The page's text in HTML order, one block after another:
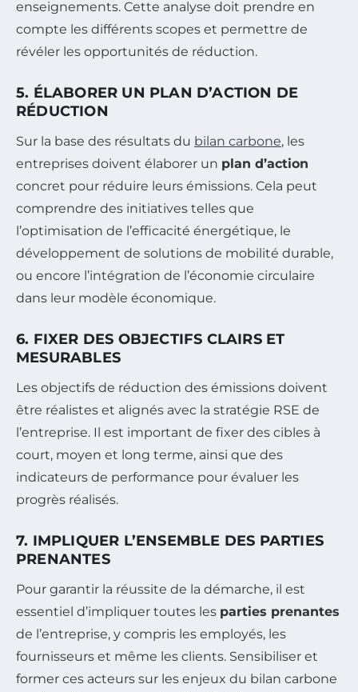
enseignements. Cette analyse doit prendre en
compte les différents scopes et permettre de
révéler les opportunités de réduction.
5. ÉLABORER UN PLAN D’ACTION DE
RÉDUCTION
Sur la base des résultats du bilan carbone, les
entreprises doivent élaborer un plan d’action
concret pour réduire leurs émissions. Cela peut
comprendre des initiatives telles que
l’optimisation de l’efficacité énergétique, le
développement de solutions de mobilité durable,
ou encore l’intégration de l’économie circulaire
dans leur modèle économique.
6. FIXER DES OBJECTIFS CLAIRS ET
MESURABLES
Les objectifs de réduction des émissions doivent
être réalistes et alignés avec la stratégie RSE de
l’entreprise. Il est important de fixer des cibles à
court, moyen et long terme, ainsi que des
indicateurs de performance pour évaluer les
progrès réalisés.
7. IMPLIQUER L’ENSEMBLE DES PARTIES
PRENANTES
Pour garantir la réussite de la démarche, il est
essentiel d’impliquer toutes les parties prenantes
de l’entreprise, y compris les employés, les
fournisseurs et même les clients. Sensibiliser et
former ces acteurs sur les enjeux du bilan carbone